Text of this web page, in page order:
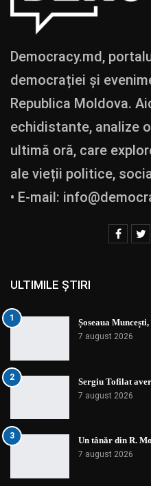
Democracy.md,
democrației și
Republica Moldova.
echidistante, analize
ultimă oră, care
ale vieții politice,
• E-mail:
ULTIMILE ȘTIRI
1 Șoseaua
7 august 2026
2 Sergiu Tofilat
7 august 2026
3 Un tânăr din R.
7 august 2026